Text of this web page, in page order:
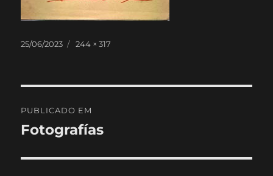
Publicado
25/06/2023
Tamanho
244 × 317
de
PUBLICADO EM
Fotografías